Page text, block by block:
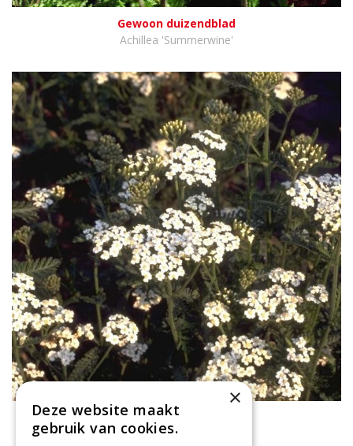
Gewoon duizendblad
Achillea 'Summerwine'
Gewoon duizendblad
Achillea millefolium
×
Deze website maakt
gebruik van cookies.